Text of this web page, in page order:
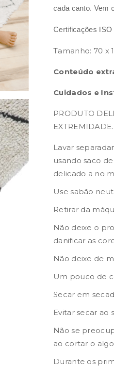
cada canto. Vem
Certificações
Tamanho: 70 x
Conteúdo
Cuidados e
PRODUTO
EXTREMIDADE.
Lavar
usando saco
delicado a no
Use sabão
Retirar da
Não deixe o
danificar as
Não deixe de
Um pouco de
Secar em
Evitar secar ao
Não se
ao cortar o
Durante os